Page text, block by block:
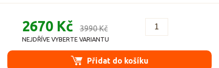
2670 Kč 3990 Kč
NEJDŘÍVE VYBERTE VARIANTU
Přidat do košíku